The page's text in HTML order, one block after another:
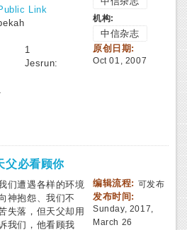
Link
Jesrun:
1
机构:
中信杂志
原创日期:
Oct 01, 2007
父必看顾你
们遭遇各样的环境
神抱怨、我们不
失落，但天父却用
我们，他看顾我
编辑流程: 可发布
发布时间:
Sunday, 2017,
March 26